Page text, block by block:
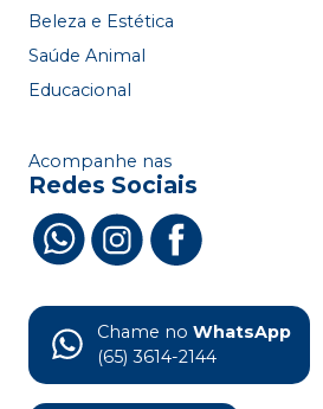
Beleza e Estética
Saúde Animal
Educacional
Acompanhe nas
Redes Sociais
Chame no WhatsApp
(65) 3614-2144